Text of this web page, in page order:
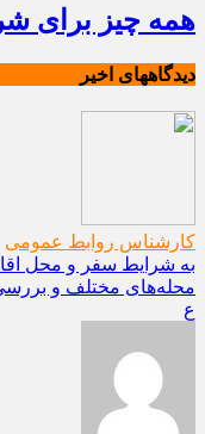
همه چیز برای
دیدگاههای اخیر
کارشناس روابط عمومی
به شرایط سفر و محل
محله‌های مختلف و
ع